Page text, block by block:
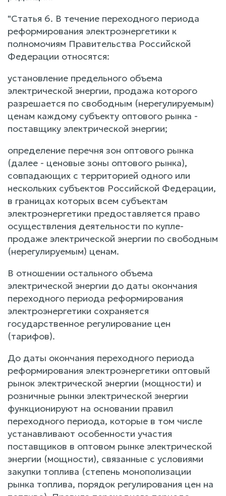
"Статья 6. В течение переходного периода
реформирования электроэнергетики к
полномочиям Правительства Российской
Федерации относятся:
установление предельного объема
электрической энергии, продажа которого
разрешается по свободным (нерегулируемым)
ценам каждому субъекту оптового рынка -
поставщику электрической энергии;
определение перечня зон оптового рынка
(далее - ценовые зоны оптового рынка),
совпадающих с территорией одного или
нескольких субъектов Российской Федерации,
в границах которых всем субъектам
электроэнергетики предоставляется право
осуществления деятельности по купле-
продаже электрической энергии по свободным
(нерегулируемым) ценам.
В отношении остального объема
электрической энергии до даты окончания
переходного периода реформирования
электроэнергетики сохраняется
государственное регулирование цен
(тарифов).
До даты окончания переходного периода
реформирования электроэнергетики оптовый
рынок электрической энергии (мощности) и
розничные рынки электрической энергии
функционируют на основании правил
переходного периода, которые в том числе
устанавливают особенности участия
поставщиков в оптовом рынке электрической
энергии (мощности), связанные с условиями
закупки топлива (степень монополизации
рынка топлива, порядок регулирования цен на